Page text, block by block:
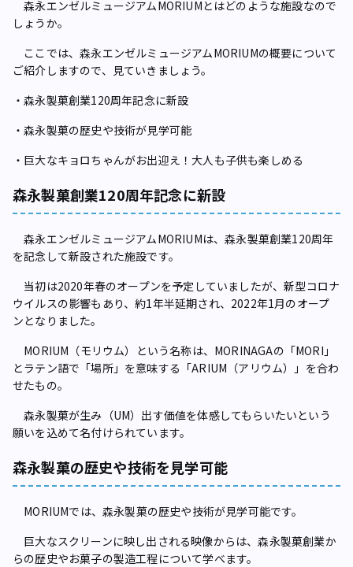
森永エンゼルミュージアムMORIUMとはどのような施設なので
しょうか。
ここでは、森永エンゼルミュージアムMORIUMの概要について
ご紹介しますので、見ていきましょう。
・森永製菓創業120周年記念に新設
・森永製菓の歴史や技術が見学可能
・巨大なキョロちゃんがお出迎え！大人も子供も楽しめる
森永製菓創業120周年記念に新設
森永エンゼルミュージアムMORIUMは、森永製菓創業120周年
を記念して新設された施設です。
当初は2020年春のオープンを予定していましたが、新型コロナ
ウイルスの影響もあり、約1年半延期され、2022年1月のオープ
ンとなりました。
MORIUM（モリウム）という名称は、MORINAGAの「MORI」
とラテン語で「場所」を意味する「ARIUM（アリウム）」を合わ
せたもの。
森永製菓が生み（UM）出す価値を体感してもらいたいという
願いを込めて名付けられています。
森永製菓の歴史や技術を見学可能
MORIUMでは、森永製菓の歴史や技術が見学可能です。
巨大なスクリーンに映し出される映像からは、森永製菓創業か
らの歴史やお菓子の製造工程について学べます。